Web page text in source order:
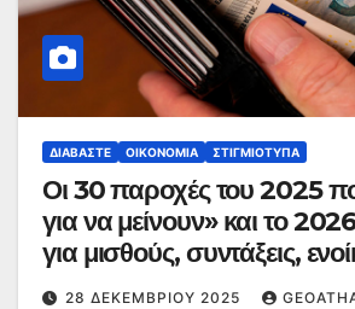
ΔΙΑΒΆΣΤΕ ΟΙΚΟΝΟΜΊΑ ΣΤΙΓΜΙΌΤΥΠΑ
Οι 30 παροχές του 2025
για να μείνουν» και το
για μισθούς, συντάξεις,
συντάξεις
28 ΔΕΚΕΜΒΡΊΟΥ 2025